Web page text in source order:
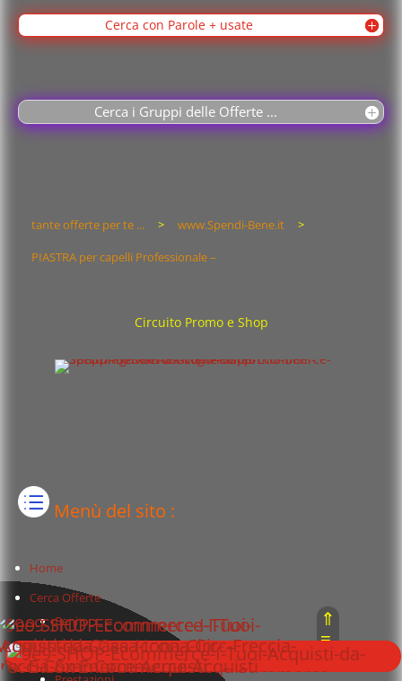
Cerca con Parole + usate
Cerca i Gruppi delle Offerte ...
tante offerte per te ... > www.Spendi-Bene.it
>
PIASTRA per capelli Professionale –
Circuito Promo e Shop
Menù del sito :
Home
Cerca Offerte
Beni
Servizi
⇑
≡
⇓